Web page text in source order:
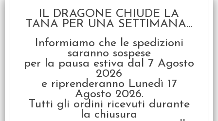
La Mia Prima Avventura
- Alla Ricerca del Drago
IL DRAGONE CHIUDE LA
TANA PER UNA SETTIMANA...
Informiamo che le spedizioni
saranno sospese
per la pausa estiva dal 7 Agosto
2026
e riprenderanno Lunedì 17
Agosto 2026.
Tutti gli ordini ricevuti durante
la chiusura